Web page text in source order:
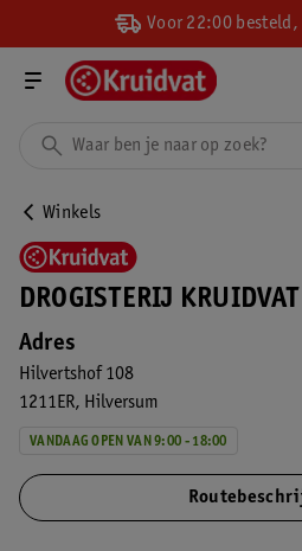
Voor 22:00
Winkels
DROGISTERIJ
Adres
Hilvertshof 108
1211ER
Hilversum
VANDAAG OPEN VAN 9:00 - 18:00